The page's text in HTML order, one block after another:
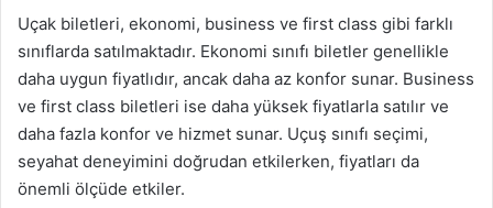
Uçak biletleri, ekonomi, business ve first class gibi farklı
sınıflarda satılmaktadır. Ekonomi sınıfı biletler genellikle
daha uygun fiyatlıdır, ancak daha az konfor sunar. Business
ve first class biletleri ise daha yüksek fiyatlarla satılır ve
daha fazla konfor ve hizmet sunar. Uçuş sınıfı seçimi,
seyahat deneyimini doğrudan etkilerken, fiyatları da
önemli ölçüde etkiler.